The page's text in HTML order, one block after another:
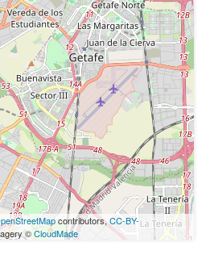
contributors,CC-BY-
©CloudMade